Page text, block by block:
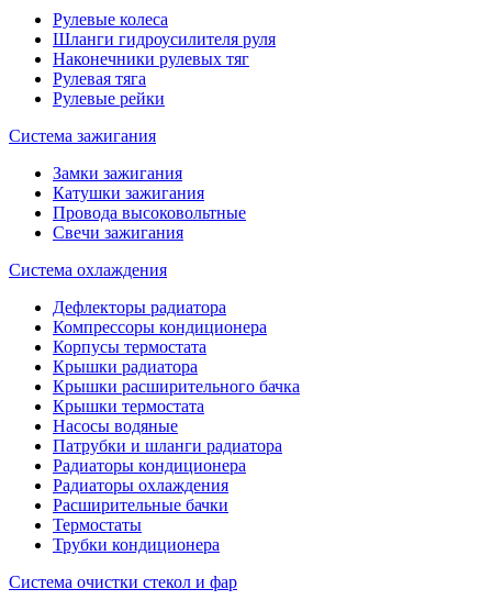
Рулевые колеса
Шланги гидроусилителя руля
Наконечники рулевых тяг
Рулевая тяга
Рулевые рейки
Система зажигания
Замки зажигания
Катушки зажигания
Провода высоковольтные
Свечи зажигания
Система охлаждения
Дефлекторы радиатора
Компрессоры кондиционера
Корпусы термостата
Крышки радиатора
Крышки расширительного бачка
Крышки термостата
Насосы водяные
Патрубки и шланги радиатора
Радиаторы кондиционера
Радиаторы охлаждения
Расширительные бачки
Термостаты
Трубки кондиционера
Система очистки стекол и фар